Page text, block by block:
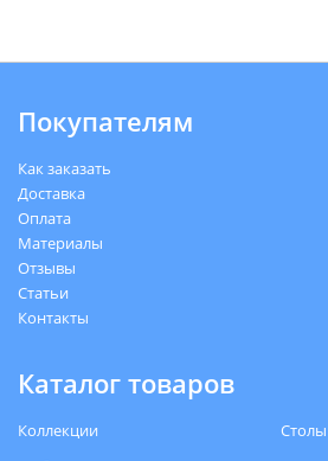
Покупателям
Как заказать
Доставка
Оплата
Материалы
Отзывы
Статьи
Контакты
Каталог товаров
Коллекции
Столы